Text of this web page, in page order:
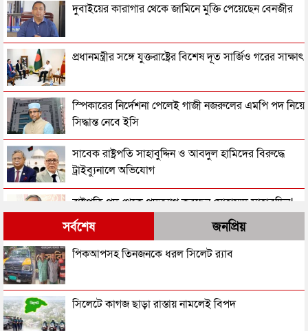
দুবাইয়ের কারাগার থেকে জামিনে মুক্তি পেয়েছেন বেনজীর
প্রধানমন্ত্রীর সঙ্গে যুক্তরাষ্ট্রের বিশেষ দূত সার্জিও গরের সাক্ষাৎ
স্পিকারের নির্দেশনা পেলেই গাজী নজরুলের এমপি পদ নিয়ে
সিদ্ধান্ত নেবে ইসি
সাবেক রাষ্ট্রপতি সাহাবুদ্দিন ও আবদুল হামিদের বিরুদ্ধে
ট্রাইব্যুনালে অভিযোগ
রাষ্ট্রপতি পদ থেকে পদত্যাগ করছেন মোহাম্মদ সাহাবুদ্দিন!
তরুণীর সাথে ভিডিও: গাজী নজরুলকে এমপি পদ ছাড়তে
একনেকে ১৪ হাজার ৪১ কোটি টাকার ৮ প্রকল্প অনুমোদন
সর্বশেষ জনপ্রিয়
পিকআপসহ তিনজনকে ধরল সিলেট র‌্যাব
সিলেটে কাগজ ছাড়া রাস্তায় নামলেই বিপদ